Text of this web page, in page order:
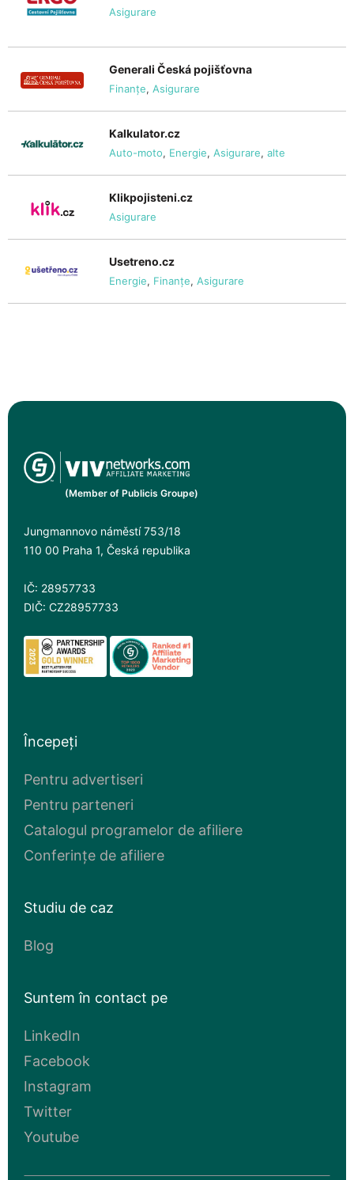
Asigurare
Generali Česká pojišťovna
Finanțe, Asigurare
Kalkulator.cz
Auto-moto, Energie, Asigurare, alte
Klikpojisteni.cz
Asigurare
Usetreno.cz
Energie, Finanțe, Asigurare
(Member of Publicis Groupe)
Jungmannovo náměstí 753/18
110 00 Praha 1, Česká republika
IČ: 28957733
DIČ: CZ28957733
Începeți
Pentru advertiseri
Pentru parteneri
Catalogul programelor de afiliere
Conferințe de afiliere
Studiu de caz
Blog
Suntem în contact pe
LinkedIn
Facebook
Instagram
Twitter
Youtube